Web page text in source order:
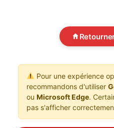
Pour une expérience
recommandons d'utiliser
ou Microsoft Edge.
pas s'afficher